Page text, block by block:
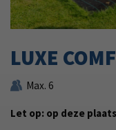
LUXE
Max. 6
Let op: op deze